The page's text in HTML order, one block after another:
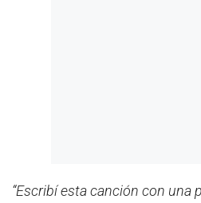
“Escribí esta canción con una